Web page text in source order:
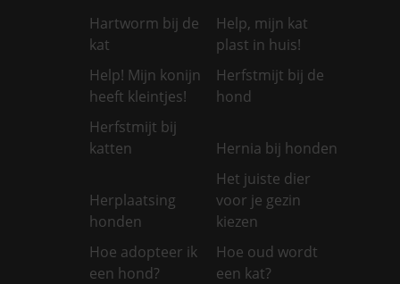
Hartworm bij de
kat
Help, mijn kat
plast in huis!
Help! Mijn konijn
heeft kleintjes!
Herfstmijt bij de
hond
Herfstmijt bij
katten
Hernia bij honden
Herplaatsing
honden
Het juiste dier
voor je gezin
kiezen
Hoe adopteer ik
een hond?
Hoe oud wordt
een kat?